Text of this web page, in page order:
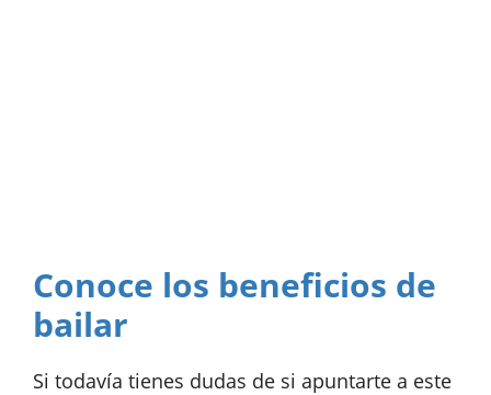
Conoce los beneficios de
bailar
Si todavía tienes dudas de si apuntarte a este